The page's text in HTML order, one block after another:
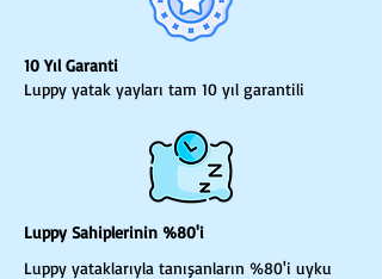
10 Yıl Garanti
Luppy yatak yayları tam 10 yıl garantili
Luppy Sahiplerinin %80'i
Luppy yataklarıyla tanışanların %80'i uyku